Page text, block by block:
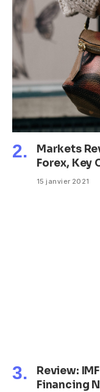
Markets
Forex, Key
15 janvier 2021
Review:
Financing